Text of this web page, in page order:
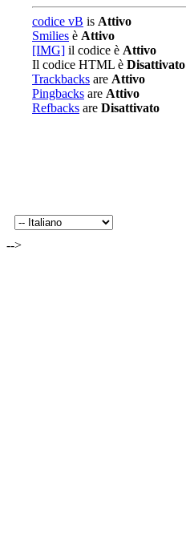
codice vB is Attivo
Smilies è Attivo
[IMG] il codice è Attivo
Il codice HTML è Disattivato
Trackbacks are Attivo
Pingbacks are Attivo
Refbacks are Disattivato
-->